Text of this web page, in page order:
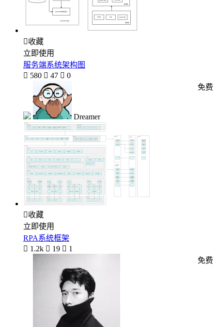
收藏
立即使用
服务端系统架构图
 580  47  0
Dreamer
免费
收藏
立即使用
RPA系统框架
 1.2k  19  1
免费